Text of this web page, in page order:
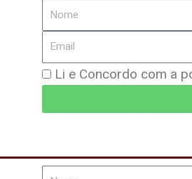
Nome
Email
Política
Privacidade
Li e Concordo com a
Nome